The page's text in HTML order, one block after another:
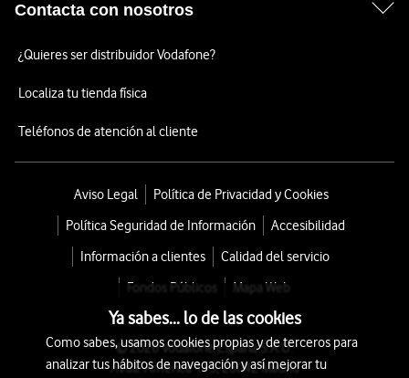
Contacta con nosotros
¿Quieres ser distribuidor Vodafone?
Localiza tu tienda física
Teléfonos de atención al cliente
Aviso Legal
Política de Privacidad y Cookies
Política Seguridad de Información
Accesibilidad
Información a clientes
Calidad del servicio
Fondos Públicos
Mapa Web
© 2026 Vodafone España S.A.U.
Avda. América 115, 28042 Madrid
Ya sabes... lo de las cookies
Como sabes, usamos cookies propias y de terceros para
analizar tus hábitos de navegación y así mejorar tu